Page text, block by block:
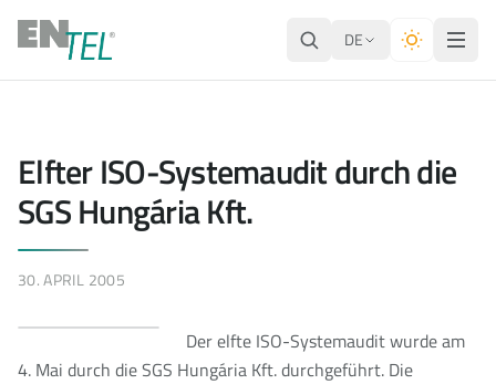
DE
Elfter ISO-Systemaudit durch die
SGS Hungária Kft.
30. APRIL 2005
Der elfte ISO-Systemaudit wurde am
4. Mai durch die SGS Hungária Kft. durchgeführt. Die